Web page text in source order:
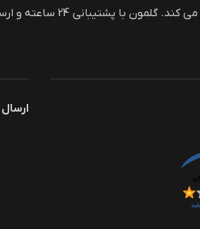
ساعته و ارسال های بین المللی (با روش های پرداخت ریالی و دلاری) همراه شماست.